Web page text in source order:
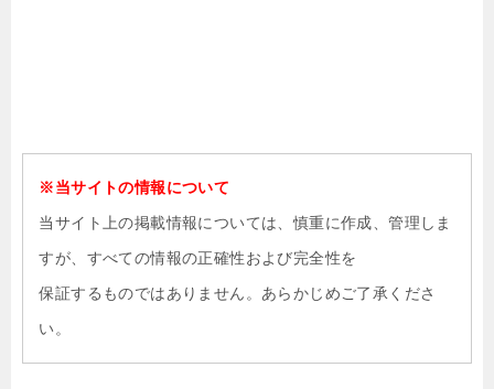
※当サイトの情報について
当サイト上の掲載情報については、慎重に作成、管理しま
すが、すべての情報の正確性および完全性を
保証するものではありません。あらかじめご了承くださ
い。